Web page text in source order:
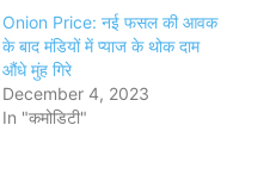
Onion Price: नई फसल की आवक
के बाद मंडियों में प्याज के थोक दाम
औंधे मुंह गिरे
December 4, 2023
In "कमोडिटी"